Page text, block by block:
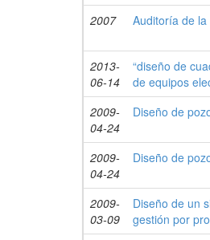
2007
Auditoría de
2013-
06-14
“diseño de
de equipos
2009-
04-24
Diseño de
2009-
04-24
Diseño de
2009-
03-09
Diseño de un
gestión por